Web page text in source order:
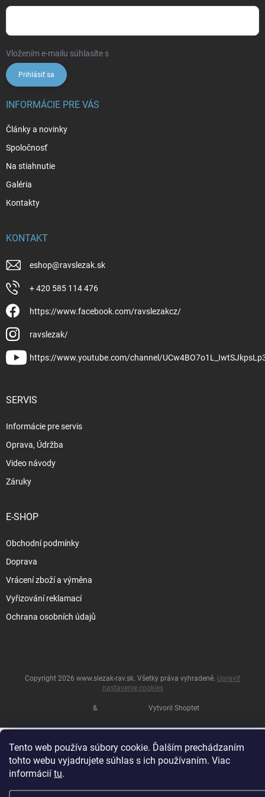
Tento web používa súbory cookie. Ďalším prechádzaním
tohto webu vyjadrujete súhlas s ich používaním. Viac
informácií tu.
Vložením e-mailu súhlasíte s
Prihlásiť sa
INFORMÁCIE PRE VÁS
Články a novinky
Spoločnosť
Na stiahnutie
Galéria
Kontakty
KONTAKT
eshop@ravslezak.sk
+ 420 585 114 476
https://www.facebook.com/ravslezakcz/
ravslezak/
https://www.youtube.com/channel/
SERVIS
Informácie pre servis
Oprava, Údržba
Video návody
Záruky
E-SHOP
Obchodní podmínky
Doprava
Vrácení zboží a výměna
Vyřizování reklamací
Ochrana osobních údajů
& Vytvoril Shoptet
Copyright 2026 www.slezak-rav.sk. Všetky práva vyhradené. Upraviť
nastavenie cookies